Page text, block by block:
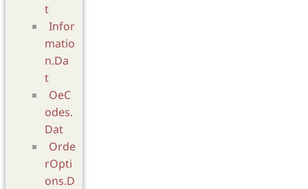
t
Infor
matio
n.Da
t
OeC
odes.
Dat
Orde
rOpti
ons.D